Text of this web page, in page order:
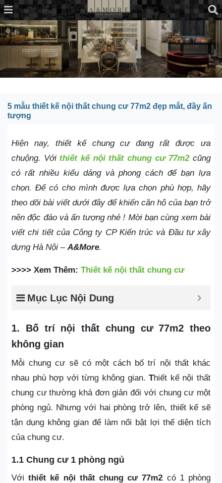
5 mẫu thiết kế nội thất chung cư 77m2 đẹp mắt, đầy ấn
tượng
Hiện nay, thiết kế chung cư đang rất được ưa
chuộng. Vớithiết kế nội thất chung cư 77m2cũng
có rất nhiều kiểu dáng và phong cách để bạn lựa
chọn. Để có cho mình được lựa chọn phù hợp, hãy
theo dõi bài viết dưới đây để khiến căn hộ của bạn trở
nên độc đáo và ấn tượng nhé ! Mời bạn cùng xem bài
viết chi tiết của Công ty CP Kiến trúc và Đầu tư xây
dựng Hà Nội –A&More.
>>>> Xem Thêm: Thiết kế nội thất chung cư
Mục Lục Nội Dung
1. Bố trí nội thất chung cư 77m2 theo
không gian
Mỗi chung cư sẽ có một cách bố trí nội thất khác
nhau phù hợp với từng không gian.Thiết kế nội thất
chung cư thường khá đơn giản đối với chung cư một
phòng ngủ. Nhưng với hai phòng trở lên, thiết kế sẽ
tận dụng không gian để làm nổi bật lợi thế diện tích
của chung cư.
1.1 Chung cư 1 phòng ngủ
Vớithiết kế nội thất chung cư 77m2 có 1 phòng